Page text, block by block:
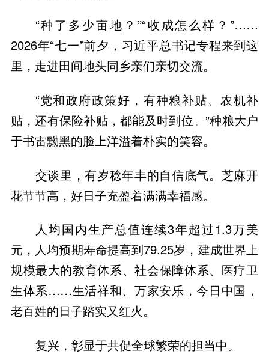
“种了多少亩地？”“收成怎么样？”……
2026年“七一”前夕，习近平总书记专程来到这
里，走进田间地头同乡亲们亲切交流。
“党和政府政策好，有种粮补贴、农机补
贴，还有保险补贴，都能及时到位。”种粮大户
于书雷黝黑的脸上洋溢着朴实的笑容。
交谈里，有岁稔年丰的自信底气。芝麻开
花节节高，好日子充盈着满满幸福感。
人均国内生产总值连续3年超过1.3万美
元，人均预期寿命提高到79.25岁，建成世界上
规模最大的教育体系、社会保障体系、医疗卫
生体系……生活祥和、万家安乐，今日中国，
老百姓的日子踏实又红火。
复兴，彰显于共促全球繁荣的担当中。